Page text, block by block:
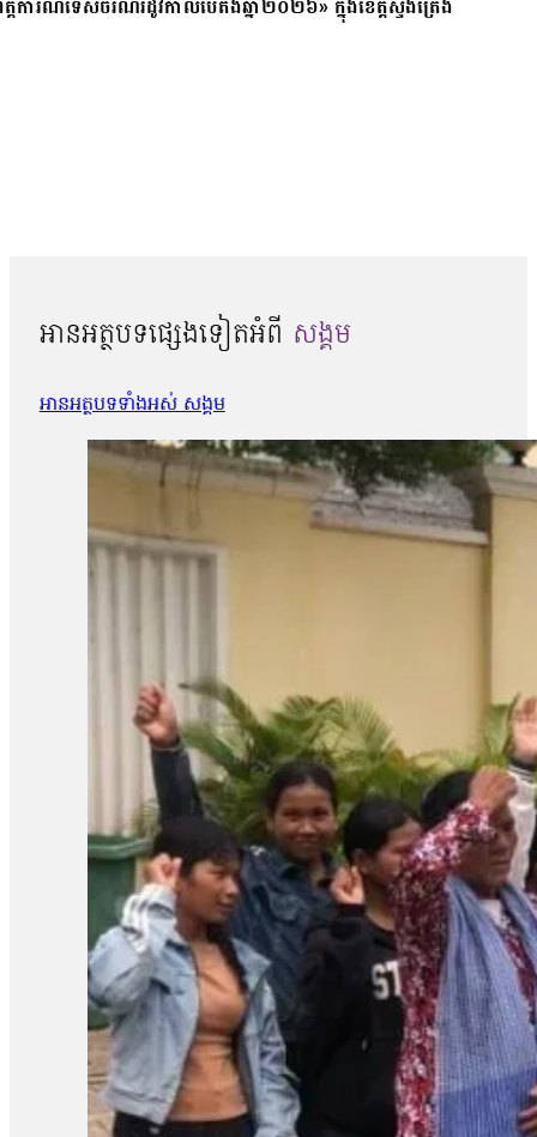
ារណ៍ទេសចរណ៍រដូវកាលបៃតងឆ្នាំ២០២៦» ក្នុងខេត្តស្ទឹងត្រែង
អានអត្ថបទផ្សេងទៀតអំពី សង្គម
អានអត្ថបទទាំងអស់ សង្គម